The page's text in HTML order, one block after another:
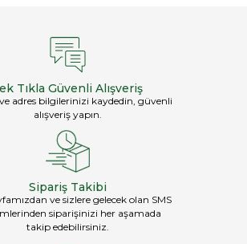
Tıkla Güvenli Alışveriş
adres bilgilerinizi kaydedin, güvenli
alışveriş yapın.
Sipariş Takibi
ve sizlere gelecek olan SMS
siparişinizi her aşamada
takip edebilirsiniz.